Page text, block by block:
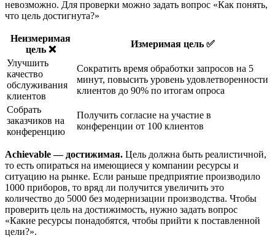
невозможно. Для проверки можно задать вопрос «Как понять,
что цель достигнута?»
Неизмеримая
цель ❌
Измеримая цель ✅
Улучшить
качество
обслуживания
клиентов
Сократить время обработки запросов на 5
минут, повысить уровень удовлетворенности
клиентов до 90% по итогам опроса
Собрать
заказчиков на
конференцию
Получить согласие на участие в
конференции от 100 клиентов
Achievable — достижимая. Цель должна быть реалистичной,
то есть опираться на имеющиеся у компании ресурсы и
ситуацию на рынке. Если раньше предприятие производило
1000 приборов, то вряд ли получится увеличить это
количество до 5000 без модернизации производства. Чтобы
проверить цель на достижимость, нужно задать вопрос
«Какие ресурсы понадобятся, чтобы прийти к поставленной
цели?».